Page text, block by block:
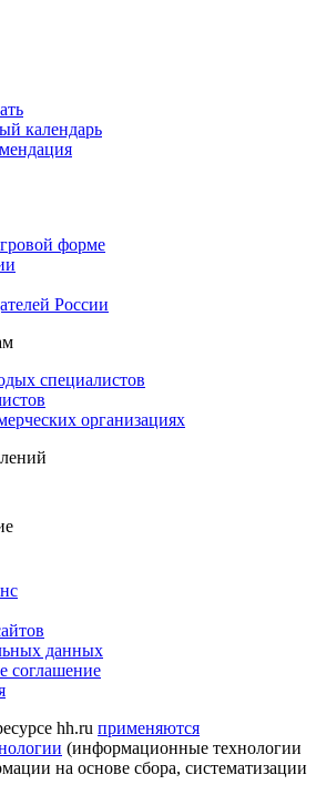
календарь
форме
России
специалистов
организациях
данных
соглашение
hh.ru применяются
(информационные технологии
на основе сбора, систематизации